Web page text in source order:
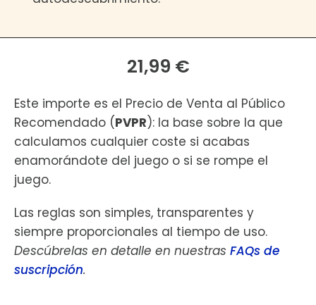
21,99 €
Este importe es el Precio de Venta al Público
Recomendado (PVPR): la base sobre la que
calculamos cualquier coste si acabas
enamorándote del juego o si se rompe el
juego.
Las reglas son simples, transparentes y
siempre proporcionales al tiempo de uso.
Descúbrelas en detalle en nuestras FAQs de
suscripción.